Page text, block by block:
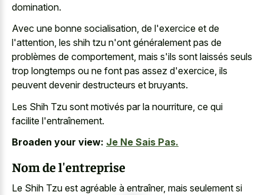
domination.
Avec une bonne socialisation, de l'exercice et de
l'attention, les shih tzu n'ont généralement pas de
problèmes de comportement, mais s'ils sont laissés seuls
trop longtemps ou ne font pas assez d'exercice, ils
peuvent devenir destructeurs et bruyants.
Les Shih Tzu sont motivés par la nourriture, ce qui
facilite l'entraînement.
Broaden your view: Je Ne Sais Pas.
Nom de l'entreprise
Le Shih Tzu est agréable à entraîner, mais seulement si